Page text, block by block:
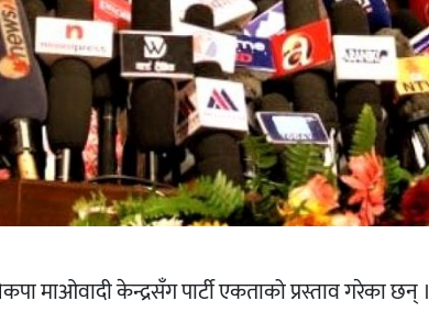
माओवादी केन्द्रसँग पार्टी एकताको प्रस्ताव गरेका छन् ।